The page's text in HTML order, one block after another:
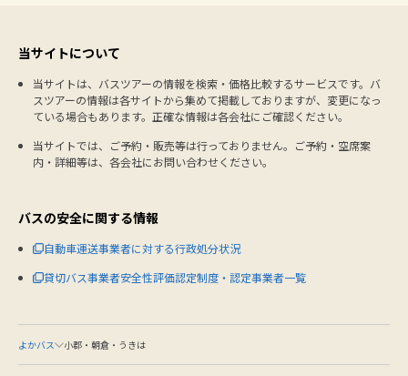
当サイトについて
当サイトは、バスツアーの情報を検索・価格比較するサービスです。バ
スツアーの情報は各サイトから集めて掲載しておりますが、変更になっ
ている場合もあります。正確な情報は各会社にご確認ください。
当サイトでは、ご予約・販売等は行っておりません。ご予約・空席案
内・詳細等は、各会社にお問い合わせください。
バスの安全に関する情報
自動車運送事業者に対する行政処分状況
貸切バス事業者安全性評価認定制度・認定事業者一覧
よかバス 小郡・朝倉・うきは